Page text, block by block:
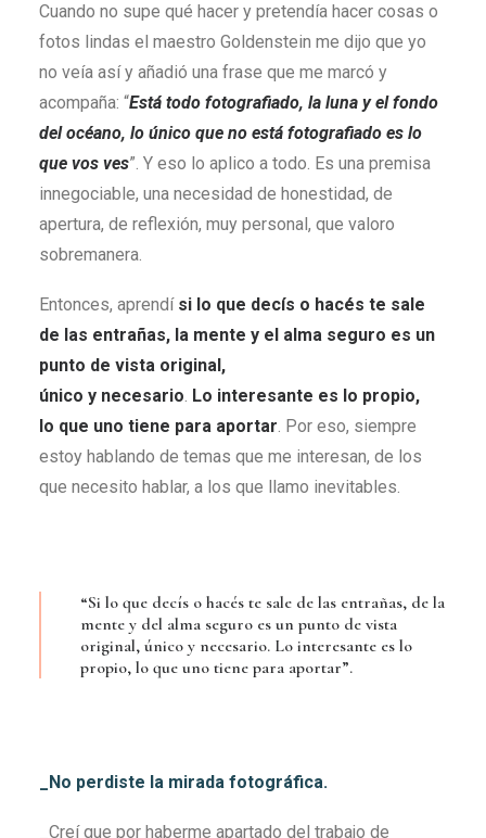
Cuando no supe qué hacer y pretendía hacer cosas o
fotos lindas el maestro Goldenstein me dijo que yo
no veía así y añadió una frase que me marcó y
acompaña: “Está todo fotografiado, la luna y el fondo
del océano, lo único que no está fotografiado es lo
que vos ves”. Y eso lo aplico a todo. Es una premisa
innegociable, una necesidad de honestidad, de
apertura, de reflexión, muy personal, que valoro
sobremanera.
Entonces, aprendí si lo que decís o hacés te sale
de las entrañas, la mente y el alma seguro es un
punto de vista original,
único y necesario. Lo interesante es lo propio,
lo que uno tiene para aportar. Por eso, siempre
estoy hablando de temas que me interesan, de los
que necesito hablar, a los que llamo inevitables.
“Si lo que decís o hacés te sale de las entrañas, de la
mente y del alma seguro es un punto de vista
original, único y necesario. Lo interesante es lo
propio, lo que uno tiene para aportar”.
_No perdiste la mirada fotográfica.
_Creí que por haberme apartado del trabajo de